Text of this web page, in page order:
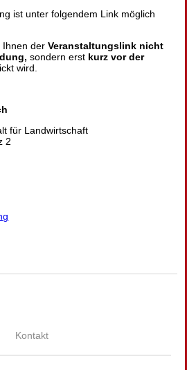
ist unter folgendem Link möglich
Ihnen der Veranstaltungslink nicht
sondern erst kurz vor der
wird.
für Landwirtschaft
2
Kontakt